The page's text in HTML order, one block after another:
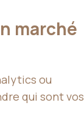
marché
ou
qui sont vos